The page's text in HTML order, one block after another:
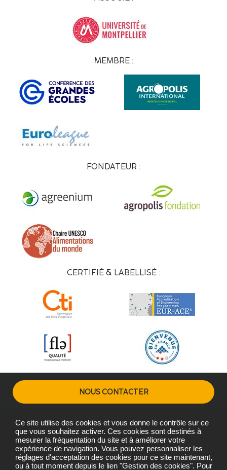
MEMBRE :
FONDATEUR :
CERTIFIÉ & LABELLISÉ :
NOUS CONTACTER
Plans d'accès Mentions légales Gestion des cookies
Copyright © L'Institut Agro Montpellier 2026
Ce site utilise des cookies et vous donne le contrôle sur ce
que vous souhaitez activer. Ces cookies sont destinés à
mesurer la fréquentation du site et à améliorer votre
expérience de navigation. Vous pouvez personnaliser les
réglages d'acceptation des cookies pour ce site maintenant,
ou à tout moment depuis le lien "Gestion des cookies". Pour